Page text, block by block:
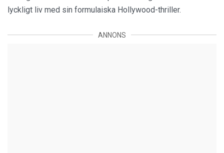
lyckligt liv med sin formulaiska Hollywood-thriller.
ANNONS